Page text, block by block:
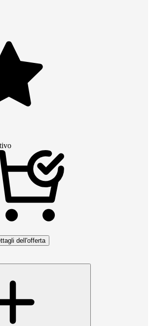
dell'offerta